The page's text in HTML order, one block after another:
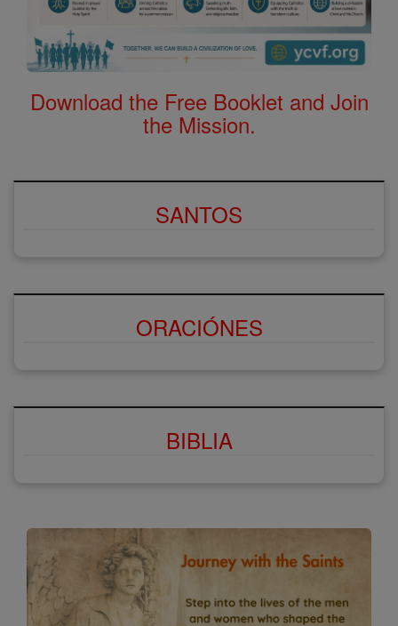
Download the Free Booklet and Join
the Mission.
SANTOS
ORACIÓNES
BIBLIA